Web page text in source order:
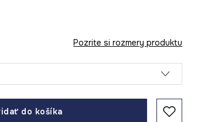
Pozrite si rozmery produktu
do košíka